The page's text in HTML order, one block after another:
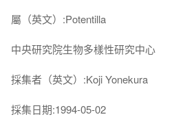
屬（英文）:Potentilla
中央研究院生物多樣性研究中心
採集者（英文）:Koji Yonekura
採集日期:1994-05-02